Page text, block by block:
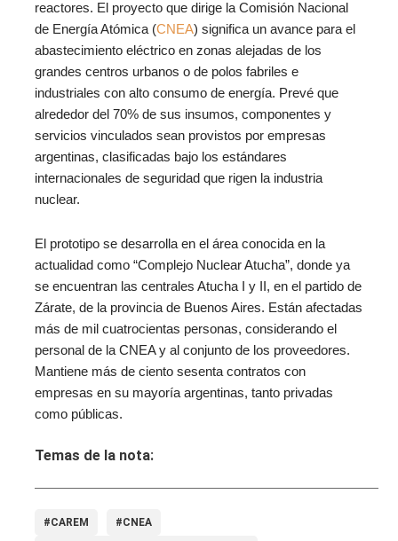
reactores. El proyecto que dirige la Comisión Nacional
de Energía Atómica (CNEA) significa un avance para el
abastecimiento eléctrico en zonas alejadas de los
grandes centros urbanos o de polos fabriles e
industriales con alto consumo de energía. Prevé que
alrededor del 70% de sus insumos, componentes y
servicios vinculados sean provistos por empresas
argentinas, clasificadas bajo los estándares
internacionales de seguridad que rigen la industria
nuclear.
El prototipo se desarrolla en el área conocida en la
actualidad como “Complejo Nuclear Atucha”, donde ya
se encuentran las centrales Atucha I y II, en el partido de
Zárate, de la provincia de Buenos Aires. Están afectadas
más de mil cuatrocientas personas, considerando el
personal de la CNEA y al conjunto de los proveedores.
Mantiene más de ciento sesenta contratos con
empresas en su mayoría argentinas, tanto privadas
como públicas.
Temas de la nota:
#CAREM #CNEA